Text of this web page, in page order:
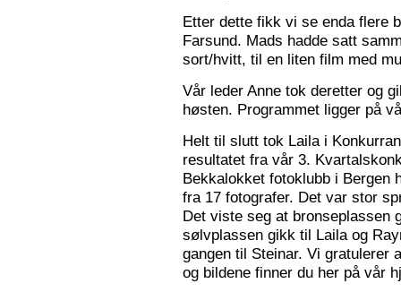
Etter dette fikk vi se enda flere
Farsund. Mads hadde satt
sort/hvitt, til en liten film med
Vår leder Anne tok deretter og
høsten. Programmet ligger på
Helt til slutt tok Laila i
resultatet fra vår 3.
Bekkalokket fotoklubb i
fra 17 fotografer. Det var stor
Det viste seg at bronseplassen
sølvplassen gikk til Laila og
gangen til Steinar. Vi gratulerer
og bildene finner du her på vår